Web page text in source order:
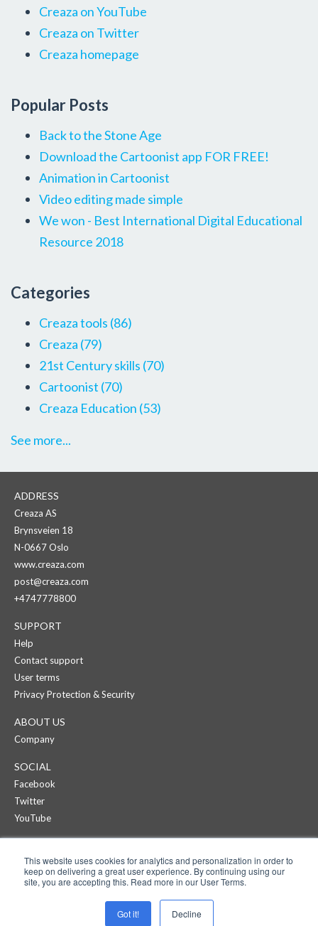
This website uses cookies for analytics and personalization in order to
keep on delivering a great user experience. By continuing using our
site, you are accepting this. Read more in our User Terms.
Got it! Decline
Creaza on YouTube
Creaza on Twitter
Creaza homepage
Popular Posts
Back to the Stone Age
Download the Cartoonist app FOR FREE!
Animation in Cartoonist
Video editing made simple
We won - Best International Digital Educational
Resource 2018
Categories
Creaza tools (86)
Creaza (79)
21st Century skills (70)
Cartoonist (70)
Creaza Education (53)
See more...
ADDRESS
Creaza AS
Brynsveien 18
N-0667 Oslo
www.creaza.com
post@creaza.com
+4747778800
SUPPORT
Help
Contact support
User terms
Privacy Protection & Security
ABOUT US
Company
SOCIAL
Facebook
Twitter
YouTube
Products
Pricing